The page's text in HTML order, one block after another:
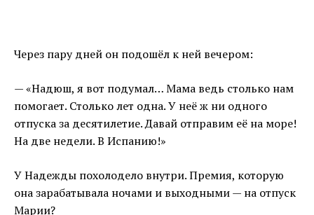
Через пару дней он подошёл к ней вечером:
— «Надюш, я вот подумал… Мама ведь столько нам
помогает. Столько лет одна. У неё ж ни одного
отпуска за десятилетие. Давай отправим её на море!
На две недели. В Испанию!»
У Надежды похолодело внутри. Премия, которую
она зарабатывала ночами и выходными — на отпуск
Марии?